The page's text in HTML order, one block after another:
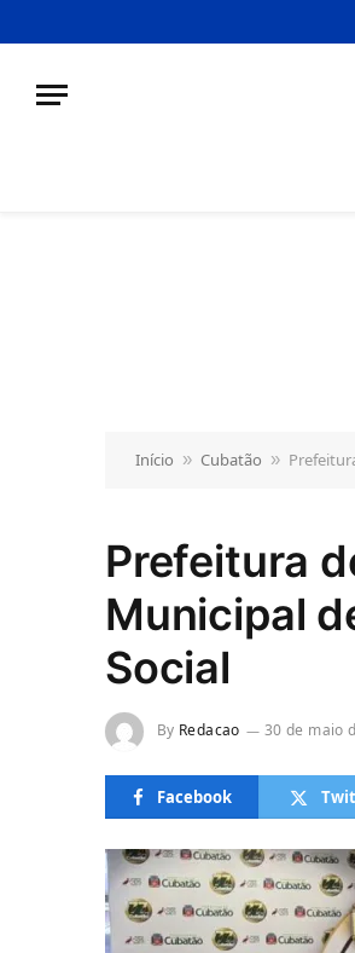
Início » Cubatão »
Prefeitura
Municipal
Social
By Redacao 30 de maio
Facebook